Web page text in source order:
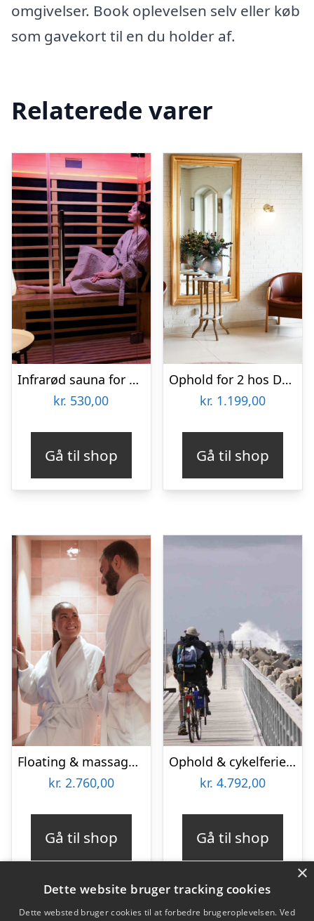
omgivelser. Book oplevelsen selv eller køb
som gavekort til en du holder af.
Relaterede varer
Infrarød sauna for 2 personer hos House of Salt
kr. 530,00
Gå til shop
Ophold for 2 hos Dronninglund Hotel
kr. 1.199,00
Gå til shop
Floating & massage for 2 hos Copenhagen Float
kr. 2.760,00
Gå til shop
Ophold & cykelferie for 2 på Hotel Thinggaard
kr. 4.792,00
Gå til shop
×
Dette website bruger tracking cookies
Dette websted bruger cookies til at forbedre brugeroplevelsen. Ved